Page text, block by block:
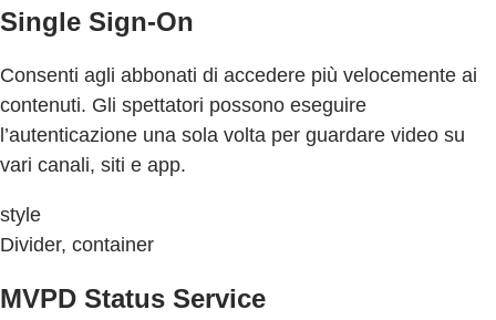
Single Sign-On
Consenti agli abbonati di accedere più velocemente ai
contenuti. Gli spettatori possono eseguire
l’autenticazione una sola volta per guardare video su
vari canali, siti e app.
style
Divider, container
MVPD Status Service